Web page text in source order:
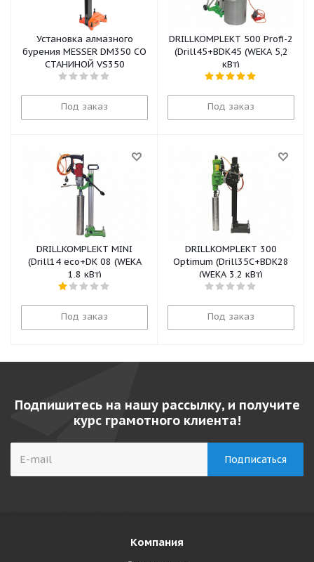
Установка алмазного
бурения MESSER DM350 СО
СТАНИНОЙ VS350
Под заказ
DRILLKOMPLEKT 500 Profi-2
(Drill45+BDK45 (WEKA 5,2
кВт)
Под заказ
DRILLKOMPLEKT MINI
(Drill14 eco+DK 08 (WEKA
1,8 кВт)
Под заказ
DRILLKOMPLEKT 300
Optimum (Drill35C+BDK28
(WEKA 3,2 кВт)
Под заказ
Подпишитесь на нашу рассылку, и получите
курс грамотного клиента!
Компания